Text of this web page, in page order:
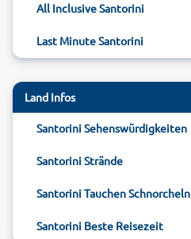
All Inclusive Santorini
Last Minute Santorini
Land Infos
Santorini Sehenswürdigkeiten
Santorini Strände
Santorini Tauchen Schnorcheln
Santorini Beste Reisezeit